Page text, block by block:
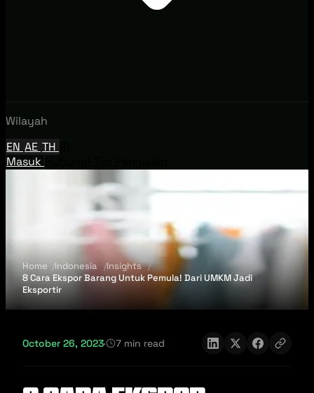
Wilayah
EN AE TH
Masuk
Home Indonesia
Insights
8 Cara Ekspor Barang Untuk Pemula! Dari UMKM Jadi
Eksportir
October 26, 2023· 7 min read